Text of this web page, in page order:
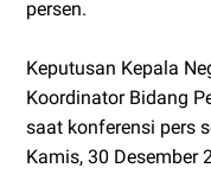
persen.
Keputusan Kepala
Koordinator Bidang
saat konferensi pers
Kamis, 30 Desember